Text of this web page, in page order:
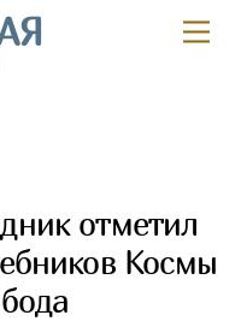
отметил
Космы